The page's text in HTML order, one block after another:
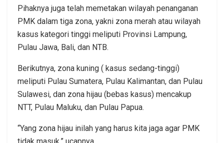
Pihaknya juga telah memetakan wilayah penanganan
PMK dalam tiga zona, yakni zona merah atau wilayah
kasus kategori tinggi meliputi Provinsi Lampung,
Pulau Jawa, Bali, dan NTB.
Berikutnya, zona kuning ( kasus sedang-tinggi)
meliputi Pulau Sumatera, Pulau Kalimantan, dan Pulau
Sulawesi, dan zona hijau (bebas kasus) mencakup
NTT, Pulau Maluku, dan Pulau Papua.
“Yang zona hijau inilah yang harus kita jaga agar PMK